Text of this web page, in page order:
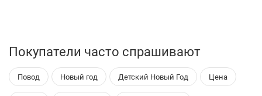
Покупатели часто спрашивают
Повод Новый год Детский Новый Год Цена